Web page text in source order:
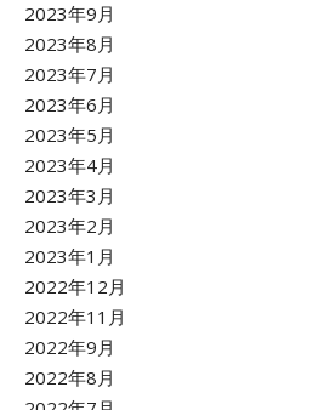
2023年9月
2023年8月
2023年7月
2023年6月
2023年5月
2023年4月
2023年3月
2023年2月
2023年1月
2022年12月
2022年11月
2022年9月
2022年8月